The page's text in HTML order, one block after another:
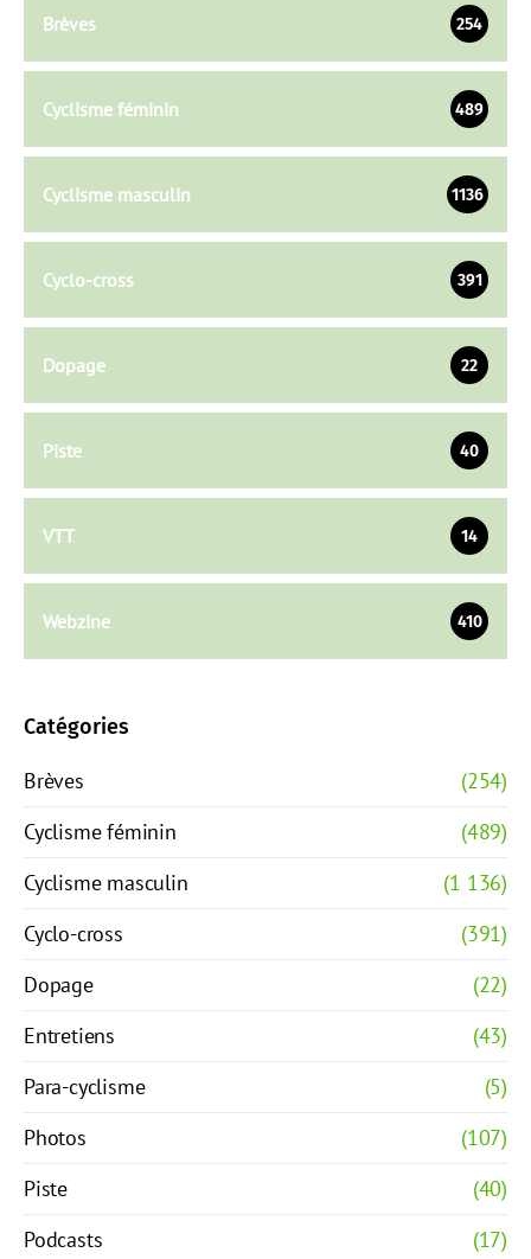
Brèves 254
Cyclisme féminin 489
Cyclisme masculin 1136
Cyclo-cross 391
Dopage 22
Piste 40
VTT 14
Webzine 410
Catégories
Brèves
(254)
Cyclisme féminin
(489)
Cyclisme masculin
(1 136)
Cyclo-cross
(391)
Dopage
(22)
Entretiens
(43)
Para-cyclisme
(5)
Photos
(107)
Piste
(40)
Podcasts
(17)